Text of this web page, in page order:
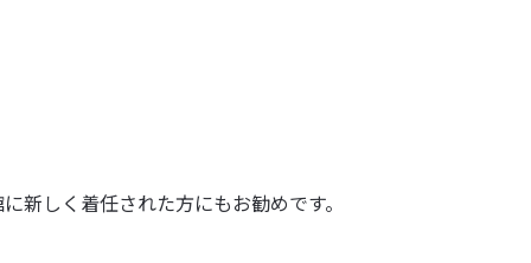
しく着任された方にもお勧めです。